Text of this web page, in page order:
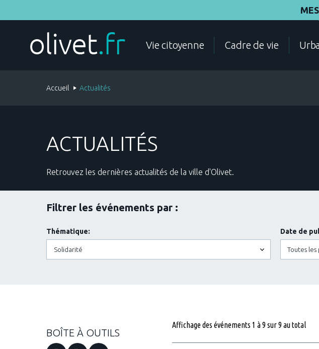
MES DÉMARCHES
POLICE FAMILLE
Vie citoyenne Cadre de vie
Accueil Actualités
ACTUALITÉS
Retrouvez les dernières actualités de la ville d'Olivet.
Filtrer les événements par :
Thématique: Date de
BOÎTE À OUTILS
Affichage des événements 1 à 9 sur 9 au total